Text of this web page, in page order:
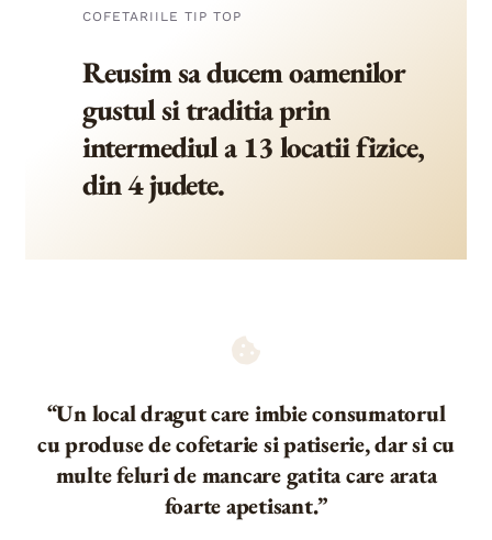
COFETARIILE TIP TOP
Reusim sa ducem oamenilor
gustul si traditia prin
intermediul a 13 locatii fizice,
din 4 judete.
“Un local dragut care imbie consumatorul
cu produse de cofetarie si patiserie, dar si cu
multe feluri de mancare gatita care arata
foarte apetisant.”